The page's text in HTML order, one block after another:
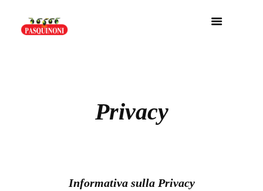
Privacy
Informativa sulla Privacy